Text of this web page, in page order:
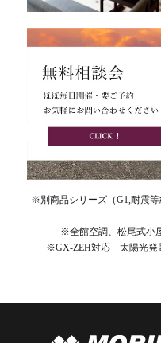
※別商品シリーズ（G1,耐震等
※全館空調、松尾式小
※GX-ZEH対応 太陽光発